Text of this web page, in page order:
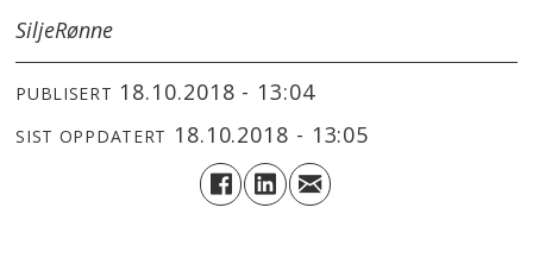
SiljeRønne
PUBLISERT 18.10.2018 - 13:04
SIST OPPDATERT 18.10.2018 - 13:05